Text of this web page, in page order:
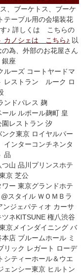
、ブーケトス、ブーケ
テーブル用の会場装花
す♪ 詳しくは こちらの
カノシェは こちら♪ 以
為、外部のお花屋さん
さいね。 銀座
ルーズ コートヤードマ
レストラン ルーク ロ
レス 麹
ール麹町 皇
ラン 汐
イヤルパー
コンチネンタ
品
川プリンスホテ
京 芝公
グランドホテ
イル ＷＯＭＢラ
ンジェパティオ カーサ
ネKITSUNE 権八渋谷
京メインダイニング バ
店 ブルームホール ミ
リック レガート ローデ
ホール＆ウエ
ンシー東京 ヒルトン